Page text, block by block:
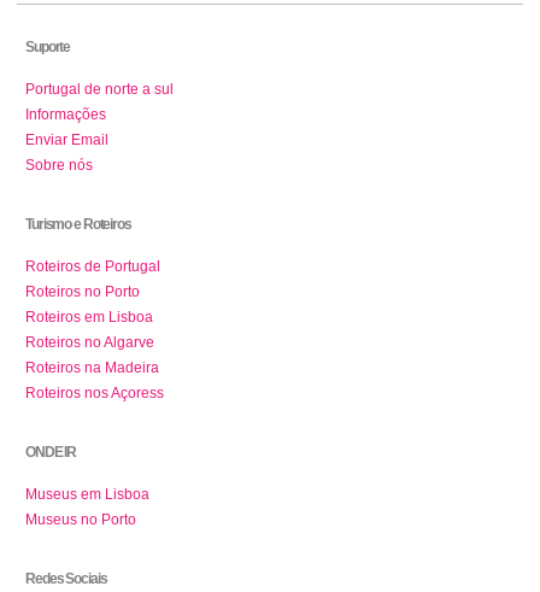
Suporte
Portugal de norte a sul
Informações
Enviar Email
Sobre nós
Turismo e Roteiros
Roteiros de Portugal
Roteiros no Porto
Roteiros em Lisboa
Roteiros no Algarve
Roteiros na Madeira
Roteiros nos Açoress
ONDE IR
Museus em Lisboa
Museus no Porto
Redes Sociais